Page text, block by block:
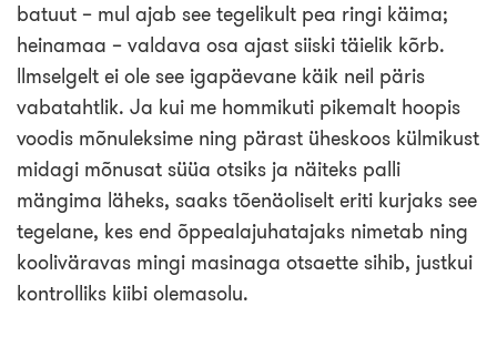
batuut – mul ajab see tegelikult pea ringi käima;
heinamaa – valdava osa ajast siiski täielik kõrb.
llmselgelt ei ole see igapäevane käik neil päris
vabatahtlik. Ja kui me hommikuti pikemalt hoopis
voodis mõnuleksime ning pärast üheskoos külmikust
midagi mõnusat süüa otsiks ja näiteks palli
mängima läheks, saaks tõenäoliselt eriti kurjaks see
tegelane, kes end õppealajuhatajaks nimetab ning
kooliväravas mingi masinaga otsaette sihib, justkui
kontrolliks kiibi olemasolu.